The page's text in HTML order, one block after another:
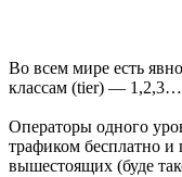
Во всем мире есть
классам (tier) — 1,2,3…
Операторы одного
трафиком бесплатно
вышестоящих (буде